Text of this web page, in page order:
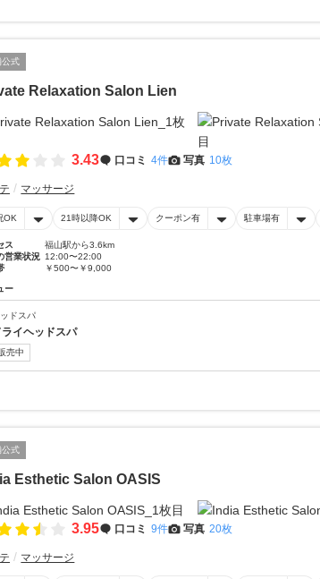
公式
Relaxation Salon Lien
3.43 口コミ 4件 写真 10枚
マッサージ
OK 21時以降OK クーポン有 駐車場有
ス
福山駅から3.6km
営業状況 12:00〜22:00
￥500〜￥9,000
ー
ドスパ
ライヘッドスパ
売中
公式
Esthetic Salon OASIS
3.95 口コミ 9件 写真 20枚
マッサージ